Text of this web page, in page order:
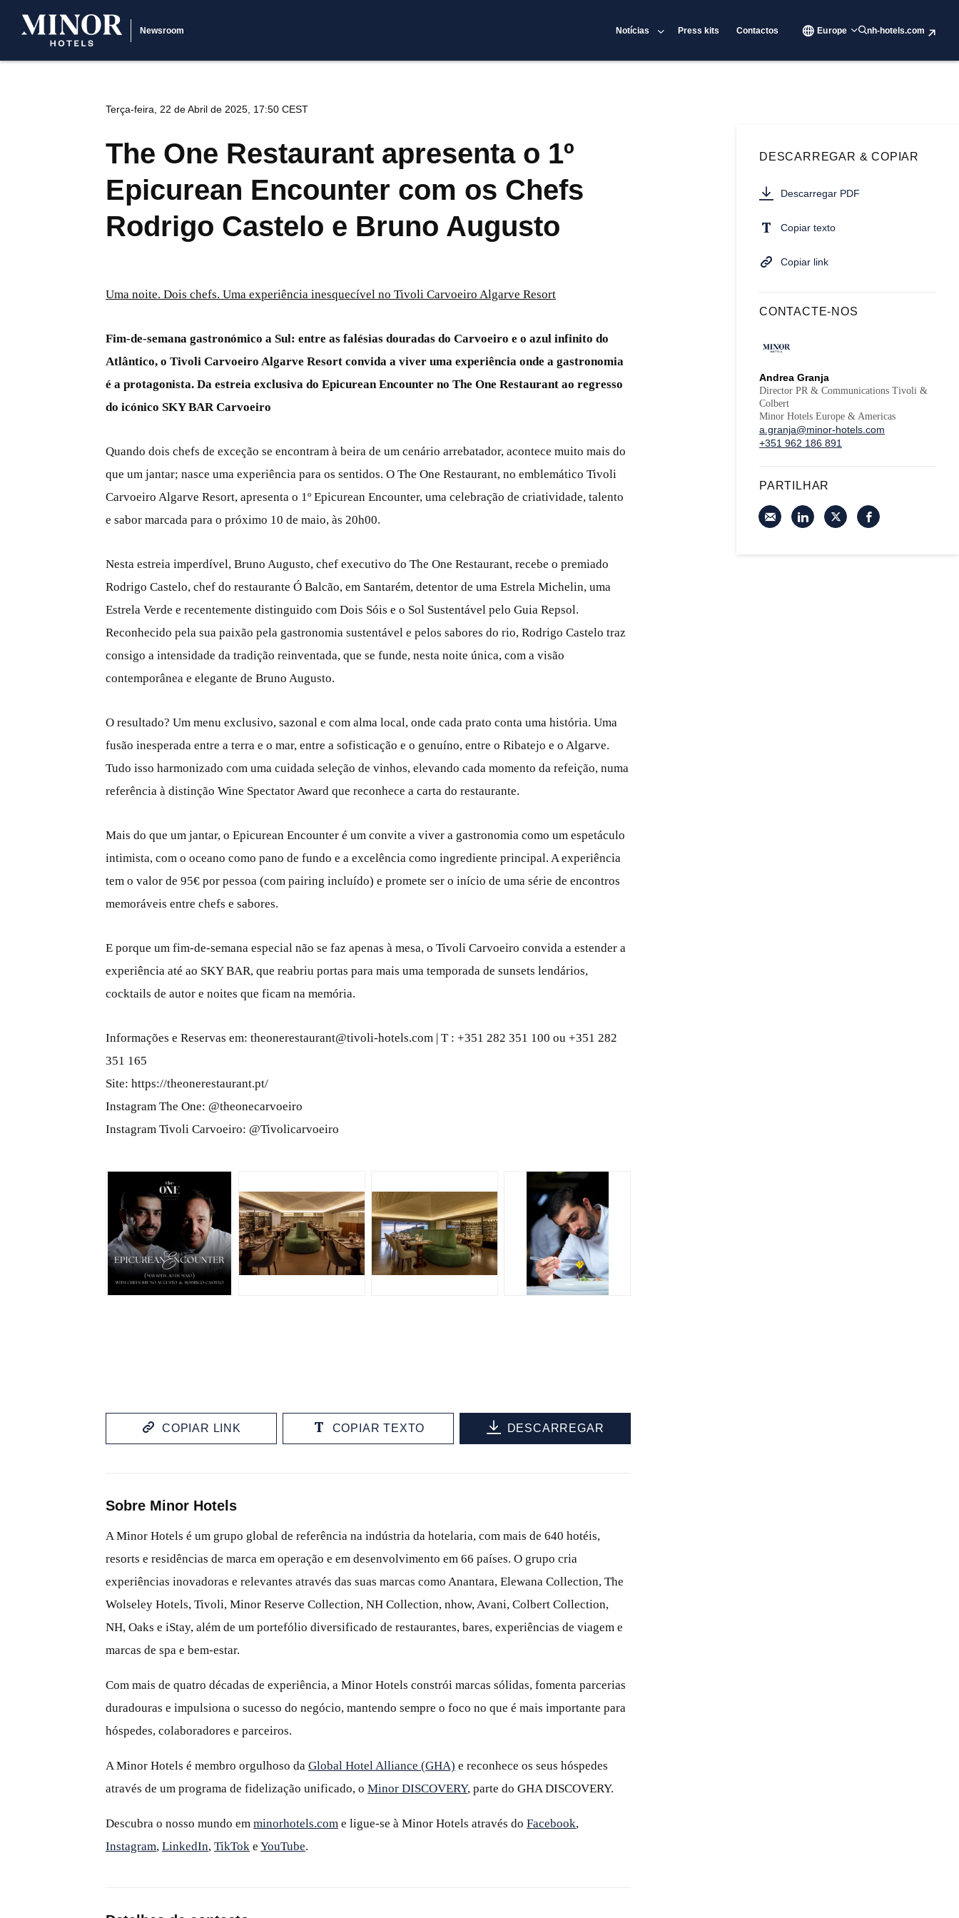
Newsroom Notícias Press kits Contactos Europe nh-hotels.com
Terça-feira, 22 de Abril de 2025, 17:50 CEST
The One Restaurant apresenta o 1º
Epicurean Encounter com os Chefs
Rodrigo Castelo e Bruno Augusto
Uma noite. Dois chefs. Uma experiência inesquecível no Tivoli Carvoeiro Algarve Resort
Fim-de-semana gastronómico a Sul: entre as falésias douradas do Carvoeiro e o azul infinito do
Atlântico, o Tivoli Carvoeiro Algarve Resort convida a viver uma experiência onde a gastronomia
é a protagonista. Da estreia exclusiva do Epicurean Encounter no The One Restaurant ao regresso
do icónico SKY BAR Carvoeiro
Quando dois chefs de exceção se encontram à beira de um cenário arrebatador, acontece muito mais do
que um jantar; nasce uma experiência para os sentidos. O The One Restaurant, no emblemático Tivoli
Carvoeiro Algarve Resort, apresenta o 1º Epicurean Encounter, uma celebração de criatividade, talento
e sabor marcada para o próximo 10 de maio, às 20h00.
Nesta estreia imperdível, Bruno Augusto, chef executivo do The One Restaurant, recebe o premiado
Rodrigo Castelo, chef do restaurante Ó Balcão, em Santarém, detentor de uma Estrela Michelin, uma
Estrela Verde e recentemente distinguido com Dois Sóis e o Sol Sustentável pelo Guia Repsol.
Reconhecido pela sua paixão pela gastronomia sustentável e pelos sabores do rio, Rodrigo Castelo traz
consigo a intensidade da tradição reinventada, que se funde, nesta noite única, com a visão
contemporânea e elegante de Bruno Augusto.
O resultado? Um menu exclusivo, sazonal e com alma local, onde cada prato conta uma história. Uma
fusão inesperada entre a terra e o mar, entre a sofisticação e o genuíno, entre o Ribatejo e o Algarve.
Tudo isso harmonizado com uma cuidada seleção de vinhos, elevando cada momento da refeição, numa
referência à distinção Wine Spectator Award que reconhece a carta do restaurante.
Mais do que um jantar, o Epicurean Encounter é um convite a viver a gastronomia como um espetáculo
intimista, com o oceano como pano de fundo e a excelência como ingrediente principal. A experiência
tem o valor de 95€ por pessoa (com pairing incluído) e promete ser o início de uma série de encontros
memoráveis entre chefs e sabores.
E porque um fim-de-semana especial não se faz apenas à mesa, o Tivoli Carvoeiro convida a estender a
experiência até ao SKY BAR, que reabriu portas para mais uma temporada de sunsets lendários,
cocktails de autor e noites que ficam na memória.
Informações e Reservas em: theonerestaurant@tivoli-hotels.com | T : +351 282 351 100 ou +351 282
351 165
Site: https://theonerestaurant.pt/
Instagram The One: @theonecarvoeiro
Instagram Tivoli Carvoeiro: @Tivolicarvoeiro
JPG JPG JPG JPG
COPIAR LINK COPIAR TEXTO DESCARREGAR
Sobre Minor Hotels
A Minor Hotels é um grupo global de referência na indústria da hotelaria, com mais de 640 hotéis,
resorts e residências de marca em operação e em desenvolvimento em 66 países. O grupo cria
experiências inovadoras e relevantes através das suas marcas como Anantara, Elewana Collection, The
Wolseley Hotels, Tivoli, Minor Reserve Collection, NH Collection, nhow, Avani, Colbert Collection,
NH, Oaks e iStay, além de um portefólio diversificado de restaurantes, bares, experiências de viagem e
marcas de spa e bem‑estar.
Com mais de quatro décadas de experiência, a Minor Hotels constrói marcas sólidas, fomenta parcerias
duradouras e impulsiona o sucesso do negócio, mantendo sempre o foco no que é mais importante para
hóspedes, colaboradores e parceiros.
A Minor Hotels é membro orgulhoso da Global Hotel Alliance (GHA) e reconhece os seus hóspedes
através de um programa de fidelização unificado, o Minor DISCOVERY, parte do GHA DISCOVERY.
Descubra o nosso mundo em minorhotels.com e ligue‑se à Minor Hotels através do Facebook,
Instagram, LinkedIn, TikTok e YouTube.
DESCARREGAR & COPIAR
Descarregar PDF
Copiar texto
Copiar link
CONTACTE-NOS
Andrea Granja
Director PR & Communications Tivoli &
Colbert
Minor Hotels Europe & Americas
a.granja@minor-hotels.com
+351 962 186 891
PARTILHAR